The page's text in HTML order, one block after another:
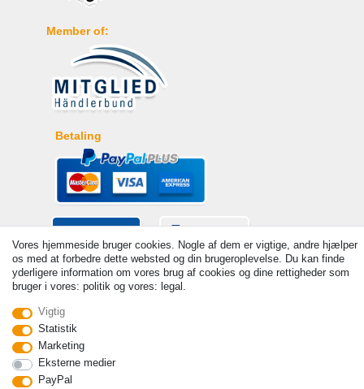
Member of:
Betaling
© Copyright 2026 | Alle rettigheder forbeholdes. - Prices incl. VAT. 19%
Vores hjemmeside bruger cookies. Nogle af dem er vigtige, andre hjælper
os med at forbedre dette websted og din brugeroplevelse. Du kan finde
yderligere information om vores brug af cookies og dine rettigheder som
bruger i vores: politik og vores: legal.
Vigtig
Statistik
Marketing
Eksterne medier
PayPal